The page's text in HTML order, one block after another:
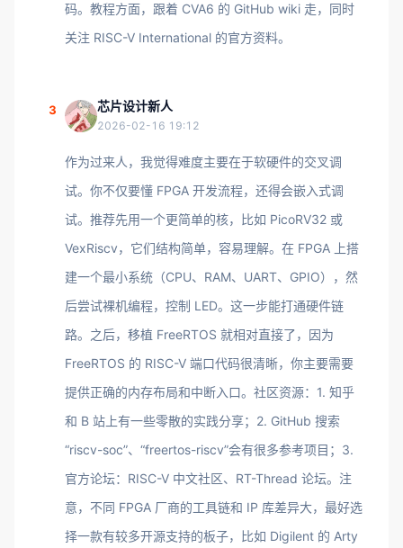
码。教程方面，跟着 CVA6 的 GitHub wiki 走，同时
关注 RISC-V International 的官方资料。
3 芯片设计新人
2026-02-16 19:12
作为过来人，我觉得难度主要在于软硬件的交叉调
试。你不仅要懂 FPGA 开发流程，还得会嵌入式调
试。推荐先用一个更简单的核，比如 PicoRV32 或
VexRiscv，它们结构简单，容易理解。在 FPGA 上搭
建一个最小系统（CPU、RAM、UART、GPIO），然
后尝试裸机编程，控制 LED。这一步能打通硬件链
路。之后，移植 FreeRTOS 就相对直接了，因为
FreeRTOS 的 RISC-V 端口代码很清晰，你主要需要
提供正确的内存布局和中断入口。社区资源：1. 知乎
和 B 站上有一些零散的实践分享；2. GitHub 搜索
“riscv-soc”、“freertos-riscv”会有很多参考项目；3.
官方论坛：RISC-V 中文社区、RT-Thread 论坛。注
意，不同 FPGA 厂商的工具链和 IP 库差异大，最好选
择一款有较多开源支持的板子，比如 Digilent 的 Arty